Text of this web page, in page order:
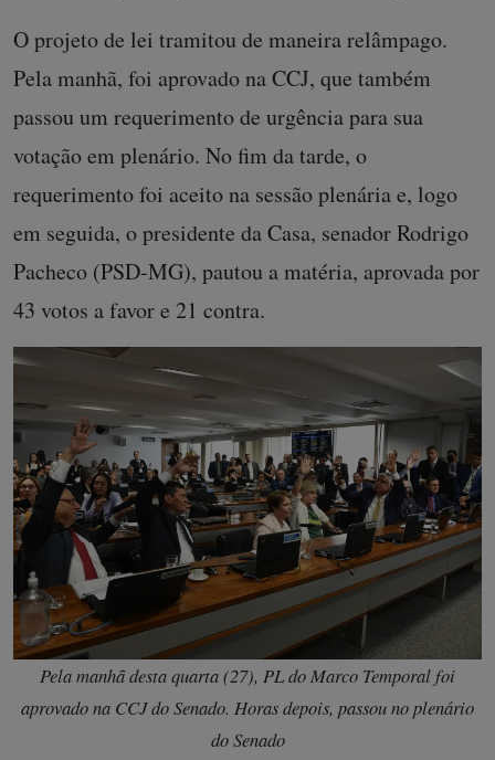
O projeto de lei tramitou de maneira relâmpago.
Pela manhã, foi aprovado na CCJ, que também
passou um requerimento de urgência para sua
votação em plenário. No fim da tarde, o
requerimento foi aceito na sessão plenária e, logo
em seguida, o presidente da Casa, senador Rodrigo
Pacheco (PSD-MG), pautou a matéria, aprovada por
43 votos a favor e 21 contra.
Pela manhã desta quarta (27), PL do Marco Temporal foi
aprovado na CCJ do Senado. Horas depois, passou no plenário
do Senado